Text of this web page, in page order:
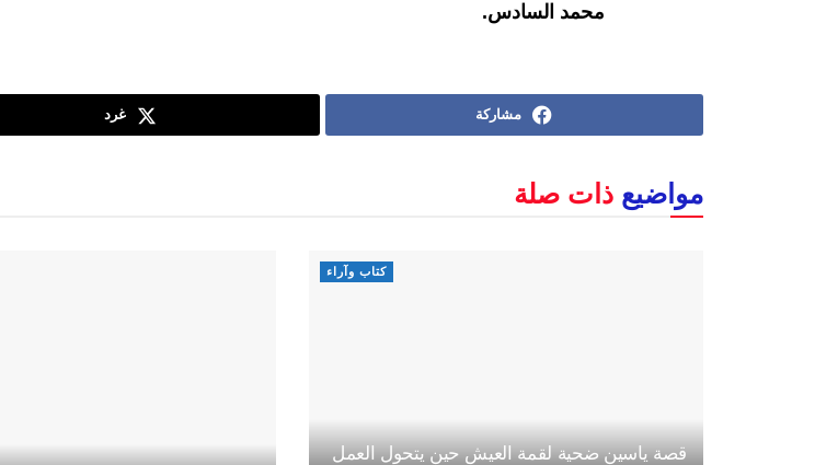
محمد السادس.
مشاركة غرد
مواضيع ذات صلة
كتاب وآراء
قصة ياسين ضحية لقمة العيش حين يتحول العمل